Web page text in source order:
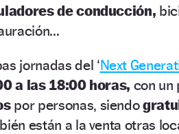
de conducción,
jornadas del ‘Next
a las 18:00 horas, con un
por personas, siendo
están a la venta otras